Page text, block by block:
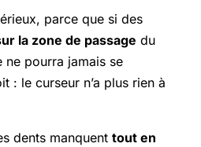
parce que si des
la zone de passage du
ne pourra jamais se
: le curseur n’a plus rien à
dents manquent tout en